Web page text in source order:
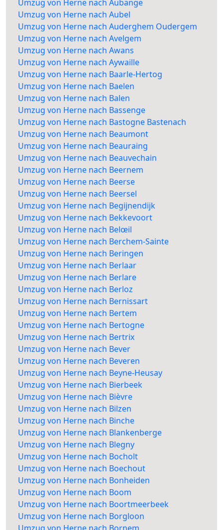
Umzug von Herne nach Aubange
Umzug von Herne nach Aubel
Umzug von Herne nach Auderghem Oudergem
Umzug von Herne nach Avelgem
Umzug von Herne nach Awans
Umzug von Herne nach Aywaille
Umzug von Herne nach Baarle-Hertog
Umzug von Herne nach Baelen
Umzug von Herne nach Balen
Umzug von Herne nach Bassenge
Umzug von Herne nach Bastogne Bastenach
Umzug von Herne nach Beaumont
Umzug von Herne nach Beauraing
Umzug von Herne nach Beauvechain
Umzug von Herne nach Beernem
Umzug von Herne nach Beerse
Umzug von Herne nach Beersel
Umzug von Herne nach Begijnendijk
Umzug von Herne nach Bekkevoort
Umzug von Herne nach Belœil
Umzug von Herne nach Berchem-Sainte
Umzug von Herne nach Beringen
Umzug von Herne nach Berlaar
Umzug von Herne nach Berlare
Umzug von Herne nach Berloz
Umzug von Herne nach Bernissart
Umzug von Herne nach Bertem
Umzug von Herne nach Bertogne
Umzug von Herne nach Bertrix
Umzug von Herne nach Bever
Umzug von Herne nach Beveren
Umzug von Herne nach Beyne-Heusay
Umzug von Herne nach Bierbeek
Umzug von Herne nach Bièvre
Umzug von Herne nach Bilzen
Umzug von Herne nach Binche
Umzug von Herne nach Blankenberge
Umzug von Herne nach Blegny
Umzug von Herne nach Bocholt
Umzug von Herne nach Boechout
Umzug von Herne nach Bonheiden
Umzug von Herne nach Boom
Umzug von Herne nach Boortmeerbeek
Umzug von Herne nach Borgloon